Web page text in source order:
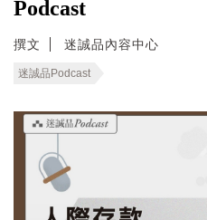
Podcast
撰文 迷誠品內容中心
迷誠品Podcast